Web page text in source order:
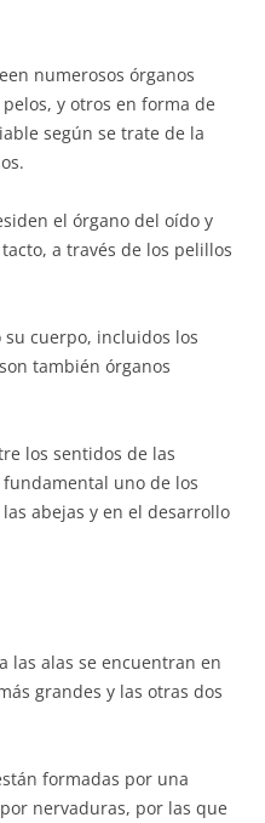
numerosos órganos
y otros en forma de
según se trate de la
el órgano del oído y
a través de los pelillos
cuerpo, incluidos los
también órganos
los sentidos de las
uno de los
abejas y en el desarrollo
las alas se encuentran en
grandes y las otras dos
formadas por una
nervaduras, por las que